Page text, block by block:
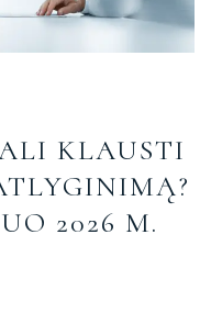
KLAUSTI
2026 M.